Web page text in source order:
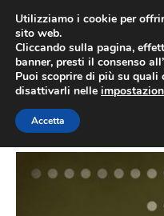
contenuto
11
Utilizziamo i cookie per
sito web.
Cliccando sulla pagina,
banner, presti il consenso
Puoi scoprire di più su
disattivarli nelle
Accetta